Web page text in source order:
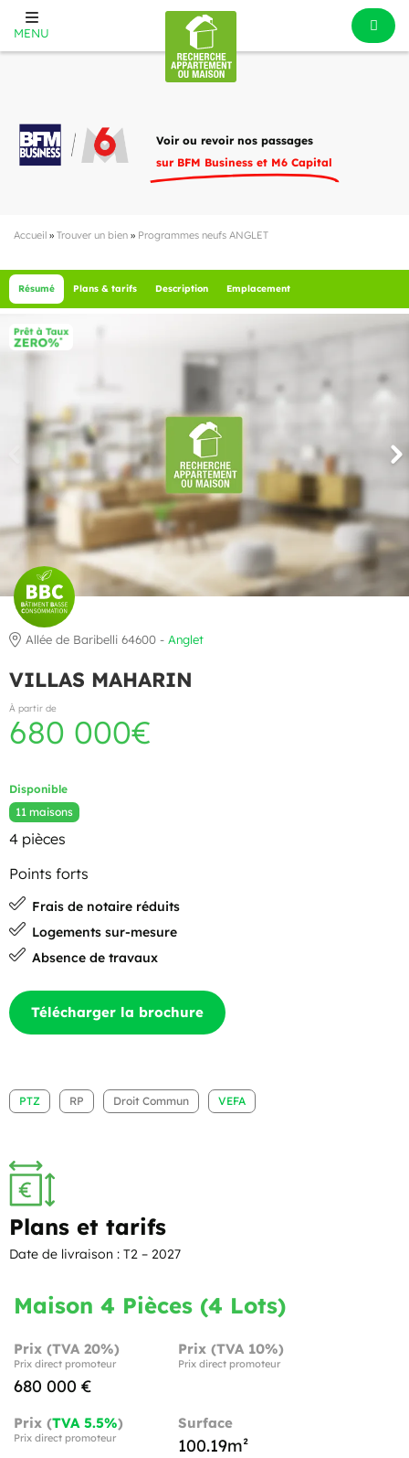
MENU
Voir ou revoir nos passages
sur BFM Business et M6 Capital
Accueil » Trouver un bien » Programmes neufs ANGLET
Résumé Plans & tarifs Description Emplacement
Allée de Baribelli 64600 - Anglet
VILLAS MAHARIN
À partir de
680 000€
Disponible
11 maisons
4 pièces
Points forts
Frais de notaire réduits
Logements sur-mesure
Absence de travaux
Télécharger la brochure
PTZ RP Droit Commun VEFA
Plans et tarifs
Date de livraison : T2 – 2027
Maison 4 Pièces (4 Lots)
Prix (TVA 20%)
Prix direct promoteur
680 000 €
Prix (TVA 10%)
Prix direct promoteur
Prix (TVA 5.5%)
Prix direct promoteur
Surface
100.19m²